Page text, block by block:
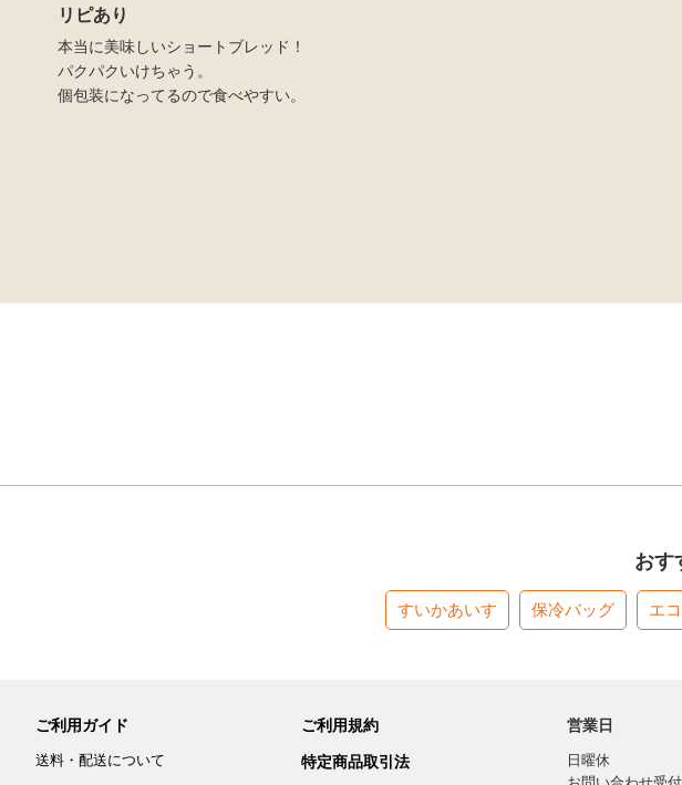
リピあり
本当に美味しいショートブレッド！
パクパクいけちゃう。
個包装になってるので食べやすい。
おす
すいかあいす 保冷バッグ エ
ご利用ガイド
送料・配送について
ご利用規約
特定商品取引法
営業日
日曜休